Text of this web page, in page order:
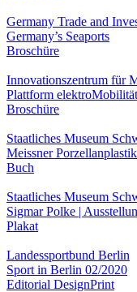
Germany Trade and
Germany’s Seaports
Broschüre
Innovationszentrum für
Plattform elektroMobilität
Broschüre
Staatliches Museum
Meissner Porzellanplastik
Buch
Staatliches Museum
Sigmar Polke |
Plakat
Landessportbund Berlin
Sport in Berlin 02/2020
Editorial DesignPrint